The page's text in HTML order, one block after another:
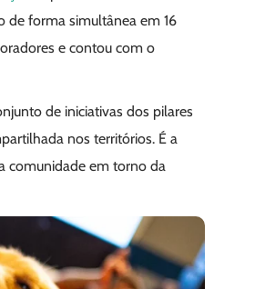
de forma simultânea em 16
e contou com o
de iniciativas dos pilares
nos territórios. É a
comunidade em torno da